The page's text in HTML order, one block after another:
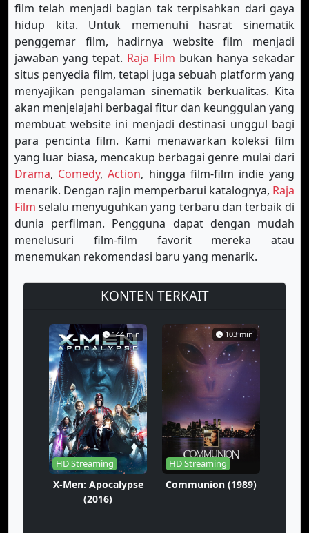
film telah menjadi bagian tak terpisahkan dari gaya
hidup kita. Untuk memenuhi hasrat sinematik
penggemar film, hadirnya website film menjadi
jawaban yang tepat. Raja Film bukan hanya sekadar
situs penyedia film, tetapi juga sebuah platform yang
menyajikan pengalaman sinematik berkualitas. Kita
akan menjelajahi berbagai fitur dan keunggulan yang
membuat website ini menjadi destinasi unggul bagi
para pencinta film. Kami menawarkan koleksi film
yang luar biasa, mencakup berbagai genre mulai dari
Drama, Comedy,Action, hingga film-film indie yang
menarik. Dengan rajin memperbarui katalognya, Raja
Film selalu menyuguhkan yang terbaru dan terbaik di
dunia perfilman. Pengguna dapat dengan mudah
menelusuri film-film favorit mereka atau
menemukan rekomendasi baru yang menarik.
KONTEN TERKAIT
144 min
HD Streaming
X-Men: Apocalypse
(2016)
103 min
HD Streaming
Communion (1989)